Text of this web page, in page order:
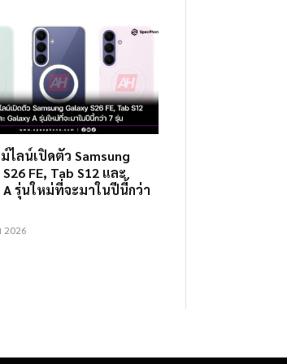
ไลน์เปิดตัว Samsung
FE, Tab S12 และ
A รุ่นใหม่ที่จะมาในปีนี้กว่า
2026